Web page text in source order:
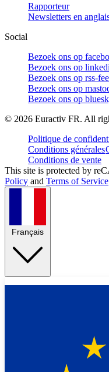
Rapporteur
Newsletters en
Social
Bezoek ons op
Bezoek ons op
Bezoek ons op rss-
Bezoek ons op
Bezoek ons op
© 2026 Euractiv FR. All
Politique de
Conditions générales
Conditions de vente
This site is protected by
Policy and Terms of Service
Français